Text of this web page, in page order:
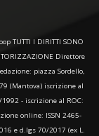
TUTTI I DIRITTI SONO
Direttore
piazza Sordello,
(Mantova) iscrizione al
- iscrizione al ROC:
online: ISSN 2465-
e d.lgs 70/2017 (ex L.